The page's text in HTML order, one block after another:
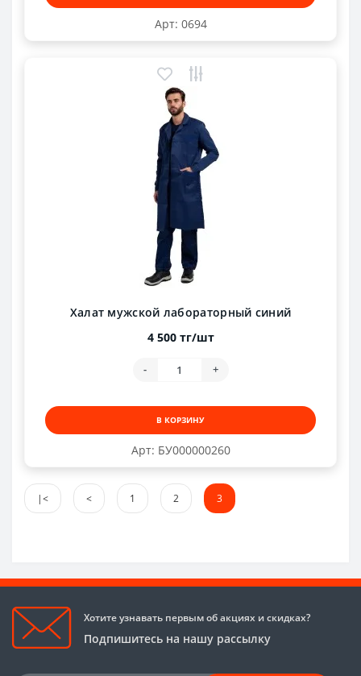
Арт: 0694
Арт: БУ000000260
Халат мужской лабораторный синий
4 500 тг/шт
- +
В КОРЗИНУ
|< < 1 2 3
Хотите узнавать первым об акциях и скидках?
Подпишитесь на нашу рассылку